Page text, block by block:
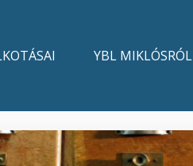
YBL MIKLÓSRÓL